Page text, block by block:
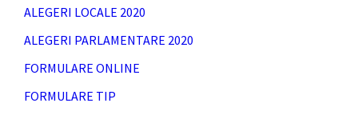
ALEGERI LOCALE 2020
ALEGERI PARLAMENTARE 2020
FORMULARE ONLINE
FORMULARE TIP